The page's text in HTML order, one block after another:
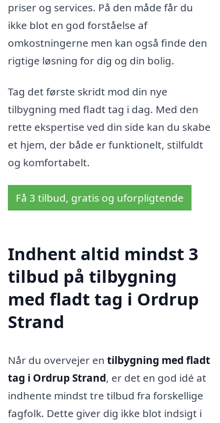
priser og services. På den måde får du
ikke blot en god forståelse af
omkostningerne men kan også finde den
rigtige løsning for dig og din bolig.
Tag det første skridt mod din nye
tilbygning med fladt tag i dag. Med den
rette ekspertise ved din side kan du skabe
et hjem, der både er funktionelt, stilfuldt
og komfortabelt.
Få 3 tilbud, gratis og uforpligtende
Indhent altid mindst 3
tilbud på tilbygning
med fladt tag i Ordrup
Strand
Når du overvejer en tilbygning med fladt
tag i Ordrup Strand, er det en god idé at
indhente mindst tre tilbud fra forskellige
fagfolk. Dette giver dig ikke blot indsigt i